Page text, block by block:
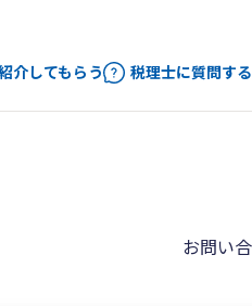
介してもらう 税理士に質問する
お問い